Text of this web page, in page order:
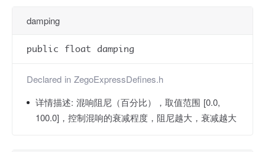
damping
public float damping
Declared in ZegoExpressDefines.h
详情描述: 混响阻尼（百分比），取值范围 [0.0,
100.0]，控制混响的衰减程度，阻尼越大，衰减越大